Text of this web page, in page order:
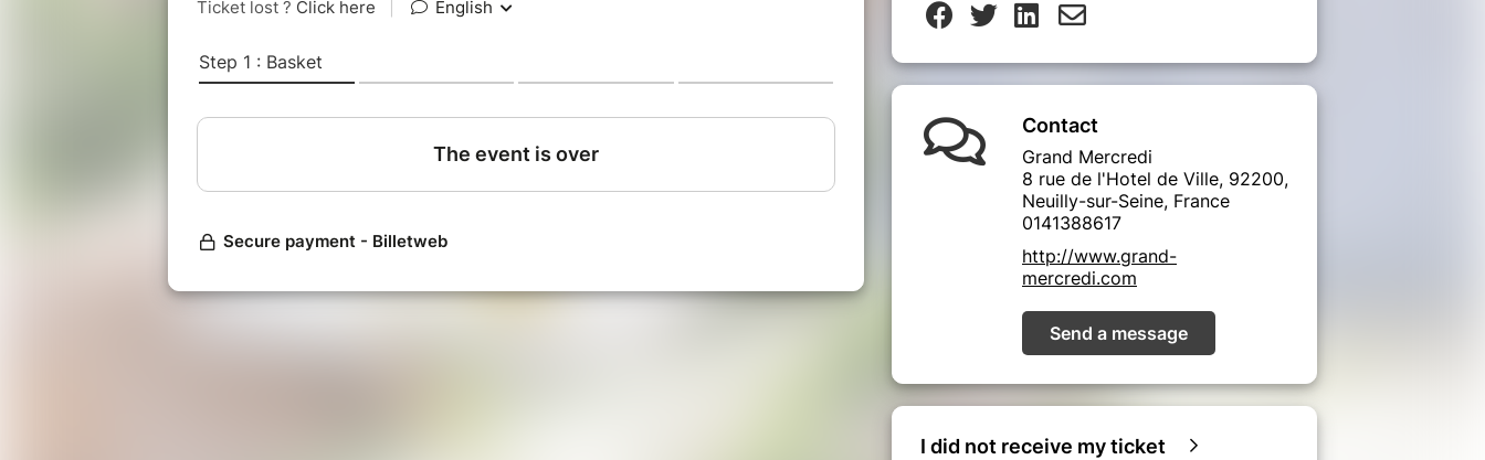
Contact
Grand Mercredi
8 rue de l'Hotel de Ville, 92200,
Neuilly-sur-Seine, France
0141388617
http://www.grand-
mercredi.com
Send a message
I did not receive my ticket